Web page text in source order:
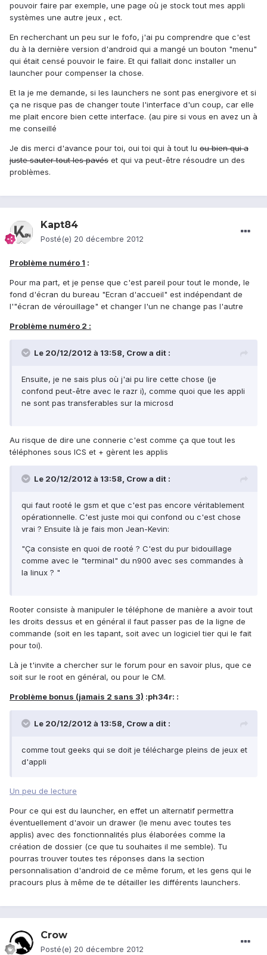
pouvoir faire par exemple, une page où je stock tout mes appli
systèmes une autre jeux , ect.
En recherchant un peu sur le fofo, j'ai pu comprendre que c'est
du à la dernière version d'android qui a mangé un bouton "menu"
qui était censé pouvoir le faire. Et qui fallait donc installer un
launcher pour compenser la chose.
Et la je me demande, si les launchers ne sont pas energivore et si
ça ne risque pas de changer toute l'interface d'un coup, car elle
me plait encore bien cette interface. (au pire si vous en avez un à
me conseillé
Je dis merci d'avance pour toi, oui toi qui à tout lu ou bien qui a
juste sauter tout les pavés et qui va peut-être résoudre un des
problèmes.
Kapt84
Posté(e) 20 décembre 2012
Problème numéro 1 :
Pour ma part, et je pense que c'est pareil pour tout le monde, le
fond d'écran du bureau "Ecran d'accueil" est indépendant de
l'"écran de vérouillage" et changer l'un ne change pas l'autre
Problème numéro 2 :
Le 20/12/2012 à 13:58, Crow a dit :
Ensuite, je ne sais plus où j'ai pu lire cette chose (je
confond peut-être avec le razr i), comme quoi que les appli
ne sont pas transferables sur la microsd
Au risque de dire une connerie c'est comme ça que tout les
téléphones sous ICS et + gèrent les applis
Le 20/12/2012 à 13:58, Crow a dit :
qui faut rooté le gsm et que c'est pas encore véritablement
opérationnelle. C'est juste moi qui confond ou c'est chose
vrai ? Ensuite là je fais mon Jean-Kevin:
"Ça consiste en quoi de rooté ? C'est du pur bidouillage
comme avec le "terminal" du n900 avec ses commandes à
la linux ? "
Rooter consiste à manipuler le téléphone de manière a avoir tout
les droits dessus et en général il faut passer pas de la ligne de
commande (soit en les tapant, soit avec un logiciel tier qui le fait
pour toi).
Là je t'invite a chercher sur le forum pour en savoir plus, que ce
soit sur le root en général, ou pour le CM.
Problème bonus (jamais 2 sans 3) :ph34r: :
Le 20/12/2012 à 13:58, Crow a dit :
comme tout geeks qui se doit je télécharge pleins de jeux et
d'appli
Un peu de lecture
Pour ce qui est du launcher, en effet un alternatif permettra
éventuellement d'avoir un drawer (le menu avec toutes tes
applis) avec des fonctionnalités plus élaborées comme la
création de dossier (ce que tu souhaites il me semble). Tu
pourras trouver toutes tes réponses dans la section
personnalisation d'android de ce même forum, et les gens qui le
pracours plus à même de te détailler les différents launchers.
Crow
Posté(e) 20 décembre 2012